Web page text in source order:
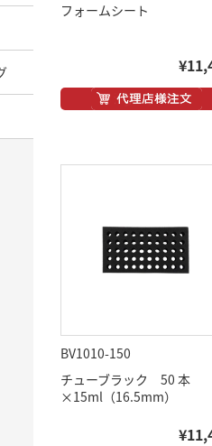
フォームシート
BV1010-150
チューブラック 50 本
×15ml（16.5mm）